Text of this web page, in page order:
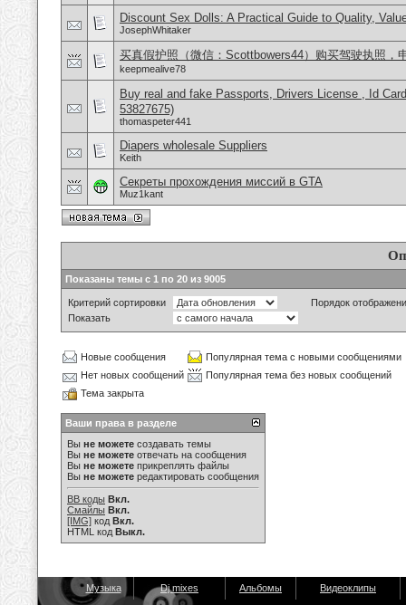
Discount Sex Dolls: A Practical Guide to Quality,
JosephWhitaker
买真假护照（微信：Scottbowers44）购买驾驶执照，
keepmealive78
Buy real and fake Passports, Drivers License , Id
53827675)
thomaspeter441
Diapers wholesale Suppliers
Keith
Секреты прохождения миссий в GTA
Muz1kant
Показаны темы с 1 по 20 из 9005
Критерий сортировки
Порядок
Показать
Новые сообщения
Популярная тема с новыми сообщениями
Нет новых сообщений
Популярная тема без новых сообщений
Тема закрыта
Ваши права в разделе
Вы не можете создавать темы
Вы не можете отвечать на сообщения
Вы не можете прикреплять файлы
Вы не можете редактировать сообщения
BB коды Вкл.
Смайлы Вкл.
[IMG] код Вкл.
HTML код Выкл.
Музыка Dj mixes Альбомы Видеоклипы